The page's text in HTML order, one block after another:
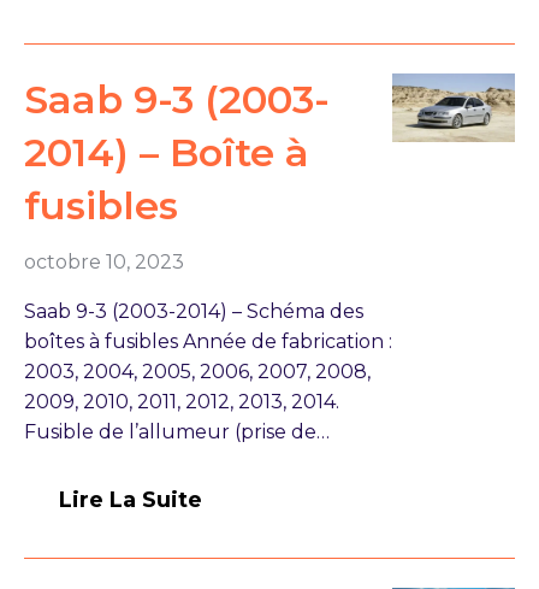
Saab 9-3 (2003-
2014) – Boîte à
fusibles
octobre 10, 2023
Saab 9-3 (2003-2014) – Schéma des
boîtes à fusibles Année de fabrication :
2003, 2004, 2005, 2006, 2007, 2008,
2009, 2010, 2011, 2012, 2013, 2014.
Fusible de l’allumeur (prise de…
Lire La Suite